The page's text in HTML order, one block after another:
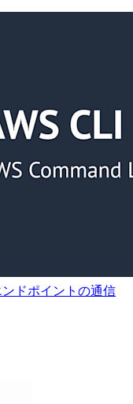
ドポイントの通信